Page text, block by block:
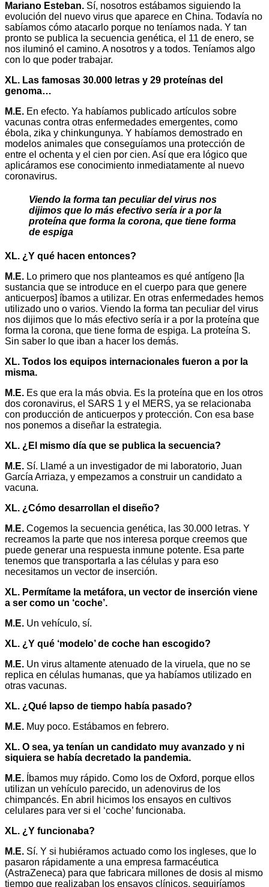
Mariano Esteban. Sí, nosotros estábamos siguiendo la
evolución del nuevo virus que aparece en China. Todavía no
sabíamos cómo atacarlo porque no teníamos nada. Y tan
pronto se publica la secuencia genética, el 11 de enero, se
nos iluminó el camino. A nosotros y a todos. Teníamos algo
con lo que poder trabajar.
XL. Las famosas 30.000 letras y 29 proteínas del
genoma…
M.E. En efecto. Ya habíamos publicado artículos sobre
vacunas contra otras enfermedades emergentes, como
ébola, zika y chinkungunya. Y habíamos demostrado en
modelos animales que conseguíamos una protección de
entre el ochenta y el cien por cien. Así que era lógico que
aplicáramos ese conocimiento inmediatamente al nuevo
coronavirus.
Viendo la forma tan peculiar del virus nos
dijimos que lo más efectivo sería ir a por la
proteína que forma la corona, que tiene forma
de espiga
XL. ¿Y qué hacen entonces?
M.E. Lo primero que nos planteamos es qué antígeno [la
sustancia que se introduce en el cuerpo para que genere
anticuerpos] íbamos a utilizar. En otras enfermedades hemos
utilizado uno o varios. Viendo la forma tan peculiar del virus
nos dijimos que lo más efectivo sería ir a por la proteína que
forma la corona, que tiene forma de espiga. La proteína S.
Sin saber lo que iban a hacer los demás.
XL. Todos los equipos internacionales fueron a por la
misma.
M.E. Es que era la más obvia. Es la proteína que en los otros
dos coronavirus, el SARS 1 y el MERS, ya se relacionaba
con producción de anticuerpos y protección. Con esa base
nos ponemos a diseñar la estrategia.
XL. ¿El mismo día que se publica la secuencia?
M.E. Sí. Llamé a un investigador de mi laboratorio, Juan
García Arriaza, y empezamos a construir un candidato a
vacuna.
XL. ¿Cómo desarrollan el diseño?
M.E. Cogemos la secuencia genética, las 30.000 letras. Y
recreamos la parte que nos interesa porque creemos que
puede generar una respuesta inmune potente. Esa parte
tenemos que transportarla a las células y para eso
necesitamos un vector de inserción.
XL. Permítame la metáfora, un vector de inserción viene
a ser como un ‘coche’.
M.E. Un vehículo, sí.
XL. ¿Y qué ‘modelo’ de coche han escogido?
M.E. Un virus altamente atenuado de la viruela, que no se
replica en células humanas, que ya habíamos utilizado en
otras vacunas.
XL. ¿Qué lapso de tiempo había pasado?
M.E. Muy poco. Estábamos en febrero.
XL. O sea, ya tenían un candidato muy avanzado y ni
siquiera se había decretado la pandemia.
M.E. Íbamos muy rápido. Como los de Oxford, porque ellos
utilizan un vehículo parecido, un adenovirus de los
chimpancés. En abril hicimos los ensayos en cultivos
celulares para ver si el ‘coche’ funcionaba.
XL. ¿Y funcionaba?
M.E. Sí. Y si hubiéramos actuado como los ingleses, que lo
pasaron rápidamente a una empresa farmacéutica
(AstraZeneca) para que fabricara millones de dosis al mismo
tiempo que realizaban los ensayos clínicos, seguiríamos